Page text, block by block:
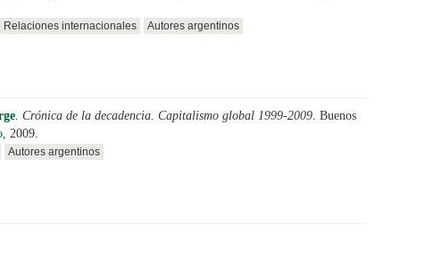
Relaciones internacionales
Autores argentinos
. Crónica de la decadencia. Capitalismo global 1999-2009. Buenos
, 2009.
Autores argentinos